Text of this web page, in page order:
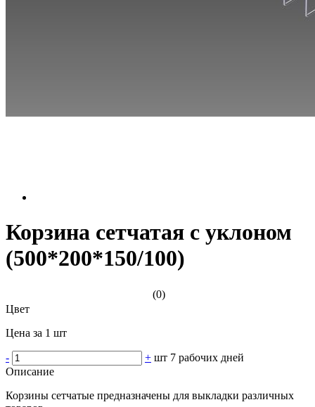
Корзина сетчатая с уклоном
(500*200*150/100)
(0)
Цвет
Цена за 1 шт
- + шт 7 рабочих дней
Описание
Корзины сетчатые предназначены для выкладки различных